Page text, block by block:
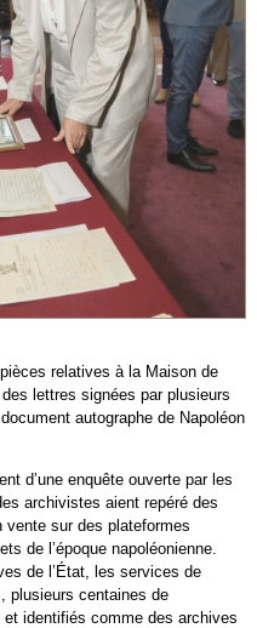
relatives à la Maison de
des lettres signées par plusieurs
autographe de Napoléon
d’une enquête ouverte par les
archivistes aient repéré des
vente sur des plateformes
de l’époque napoléonienne.
de l’État, les services de
plusieurs centaines de
identifiés comme des archives